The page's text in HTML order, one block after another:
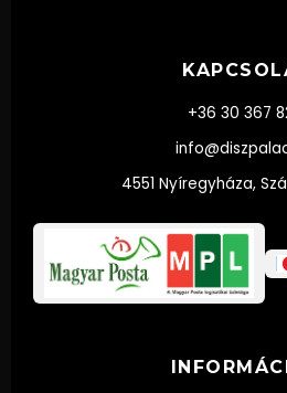
+36 30 367
4551 Nyíregyháza,